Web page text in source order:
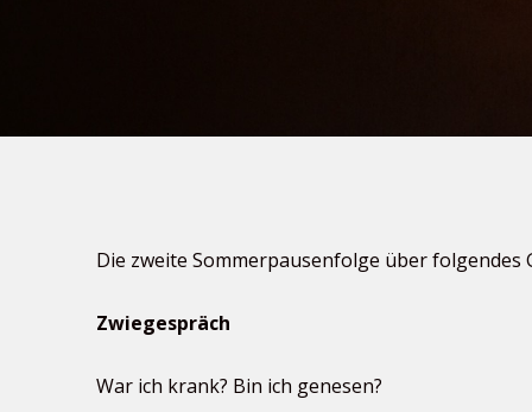
Die zweite Sommerpausenfolge über folgendes
Zwiegespräch
War ich krank? Bin ich genesen?